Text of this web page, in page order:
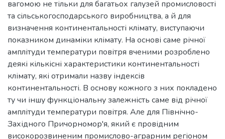
вагомою не тільки для багатьох галузей промисловості
та сільськогосподарського виробництва, а й для
визначення континентальності клімату, виступаючи
показником динаміки клімату. На основі саме річної
амплітуди температури повітря вченими розроблено
деякі кількісні характеристики континентальності
клімату, які отримали назву індексів
континентальності. В основу кожного з них покладено
ту чи іншу функціональну залежність саме від річної
амплітуди температури повітря. Але для Північно-
Західного Причорномор'я, який є провідним
високорозвиненим промислово-аграрним регіоном